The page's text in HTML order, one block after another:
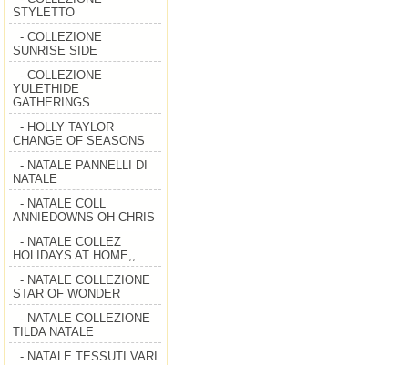
STYLETTO
- COLLEZIONE
SUNRISE SIDE
- COLLEZIONE
YULETHIDE
GATHERINGS
- HOLLY TAYLOR
CHANGE OF SEASONS
- NATALE PANNELLI DI
NATALE
- NATALE COLL
ANNIEDOWNS OH CHRIS
- NATALE COLLEZ
HOLIDAYS AT HOME,,
- NATALE COLLEZIONE
STAR OF WONDER
- NATALE COLLEZIONE
TILDA NATALE
- NATALE TESSUTI VARI